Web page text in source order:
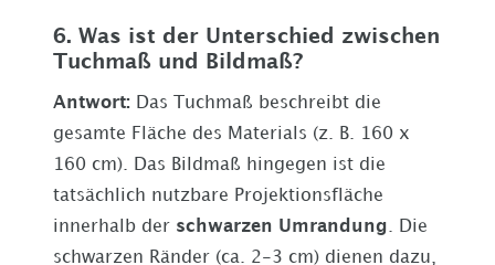
6. Was ist der Unterschied zwischen
Tuchmaß und Bildmaß?
Antwort: Das Tuchmaß beschreibt die
gesamte Fläche des Materials (z. B. 160 x
160 cm). Das Bildmaß hingegen ist die
tatsächlich nutzbare Projektionsfläche
innerhalb der schwarzen Umrandung . Die
schwarzen Ränder (ca. 2-3 cm) dienen dazu,